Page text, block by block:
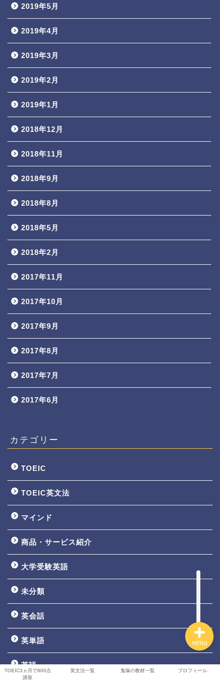
2019年5月
2019年4月
2019年3月
2019年2月
2019年1月
2018年12月
2018年11月
2018年9月
2018年8月
2018年5月
2018年2月
2017年11月
2017年10月
2017年9月
2017年8月
2017年7月
2017年6月
カテゴリー
TOEIC
TOEIC英文法
マインド
商品・サービス紹介
大学受験英語
未分類
英会話
英単語
英語
TOEIC3ヵ月で800点
講座
英文法一覧 鬼塚の教材一覧 プロフィール
MENU
TOEIC3ヵ月で800点講座
英文法一覧